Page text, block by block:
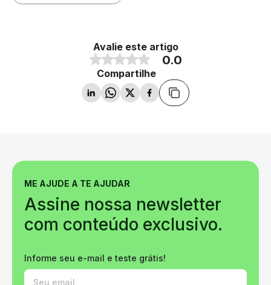
Avalie este artigo
0.0
Compartilhe
ME AJUDE A TE AJUDAR
Assine nossa newsletter
com conteúdo exclusivo.
Informe seu e-mail e teste grátis!